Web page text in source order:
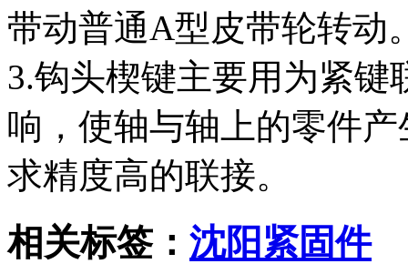
带动普通A型皮带轮转动
3.钩头楔键主要用为紧键
响，使轴与轴上的零件
求精度高的联接。
相关标签： 沈阳紧固件